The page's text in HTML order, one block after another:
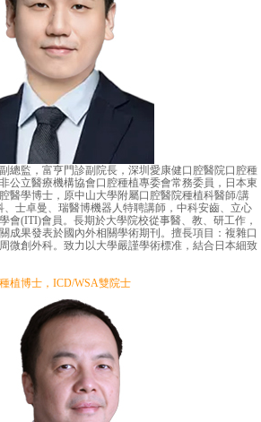
監，富亨門診副院長，深圳愛康健口腔醫院口腔種
公立醫療機構協會口腔種植專委會常務委員，日本東
醫學博士，原中山大學附屬口腔醫院種植科醫師/講
士卓曼、瑞醫博機器人特聘講師，中科安齒、立心
會(ITI)會員。長期於大學院校從事醫、教、研工作，
成果發表於國內外相關學術期刊。擅長項目：複雜口
微創外科。致力以大學嚴謹學術標准，結合日本細致
博士，ICD/WSA雙院士